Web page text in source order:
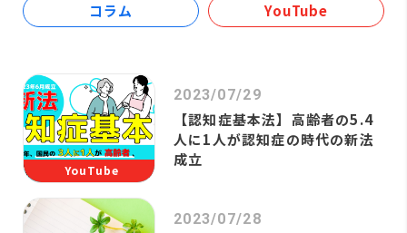
コラム YouTube
YouTube
2023/07/29
【認知症基本法】高齢者の5.4
人に1人が認知症の時代の新法
成立
2023/07/28